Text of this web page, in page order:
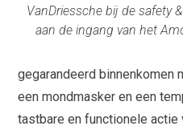
VanDriessche bij de safety
aan de ingang van het
gegarandeerd binnenkomen
een mondmasker en een
tastbare en functionele